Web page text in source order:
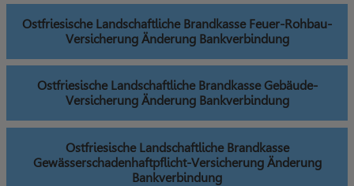
Ostfriesische Landschaftliche Brandkasse Feuer-Rohbau-
Versicherung Änderung Bankverbindung
Ostfriesische Landschaftliche Brandkasse Gebäude-
Versicherung Änderung Bankverbindung
Ostfriesische Landschaftliche Brandkasse
Gewässerschadenhaftpflicht-Versicherung Änderung
Bankverbindung